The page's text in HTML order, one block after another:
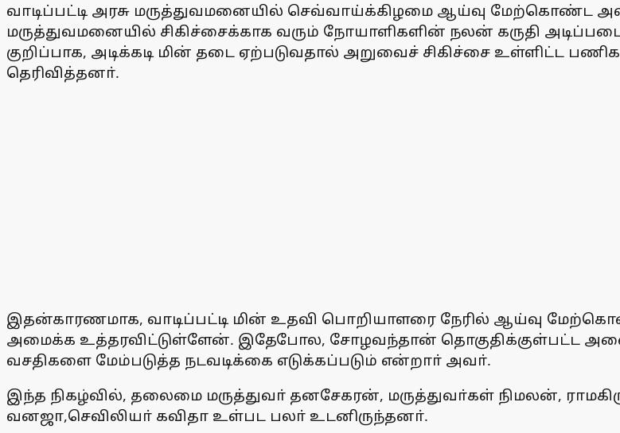
வாடிப்பட்டி அரசு மருத்துவமனையில் செவ்வாய்க்கிழமை ஆய்வு மேற்கொண்ட
மருத்துவமனையில் சிகிச்சைக்காக வரும் நோயாளிகளின் நலன் கருதி
குறிப்பாக, அடிக்கடி மின் தடை ஏற்படுவதால் அறுவைச் சிகிச்சை உள்ளிட்ட
தெரிவித்தனா்.
இதன்காரணமாக, வாடிப்பட்டி மின் உதவி பொறியாளரை நேரில் ஆய்வு
அமைக்க உத்தரவிட்டுள்ளேன். இதேபோல, சோழவந்தான் தொகுதிக்குள்பட்ட
வசதிகளை மேம்படுத்த நடவடிக்கை எடுக்கப்படும் என்றாா் அவா்.
இந்த நிகழ்வில், தலைமை மருத்துவா் தனசேகரன், மருத்துவா்கள் நிமலன்,
வனஜா,செவிலியா் கவிதா உள்பட பலா் உடனிருந்தனா்.